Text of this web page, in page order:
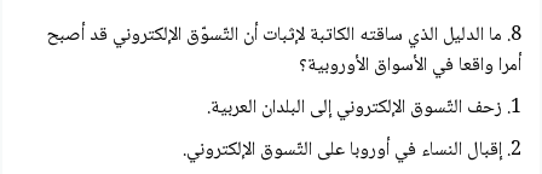
8. ما الدليل الذي ساقته الكاتبة لإثبات أن التّسوّق الإلكتروني قد أصبح
أمرا واقعا في الأسواق الأوروبية؟
1. زحف التّسوق الإلكتروني إلى البلدان العربية.
2. إقبال النساء في أوروبا على التّسوق الإلكتروني.